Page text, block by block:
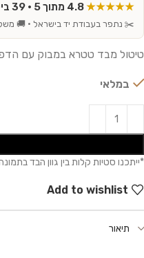
★★★★★
✂️ נתפר בעבודת יד בישראל · 🚚
טיטול מבד טטרא במבוק עם
במלאי
Add to wishlist
תיאור